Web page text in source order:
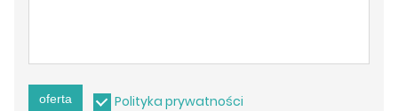
oferta Polityka prywatności